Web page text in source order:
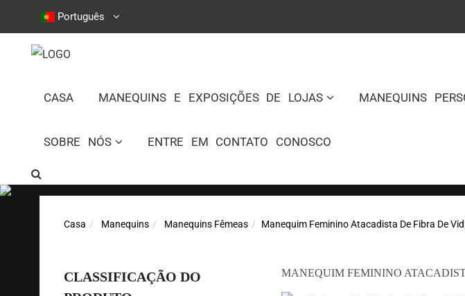
Português
CASA MANEQUINS E EXPOSIÇÕES DE LOJAS MANEQUINS
SOBRE NÓS ENTRE EM CONTATO CONOSCO
Casa Manequins Manequins Fêmeas Manequim Feminino Atacadista De Fibra De
CLASSIFICAÇÃO DO
MANEQUIM FEMININO